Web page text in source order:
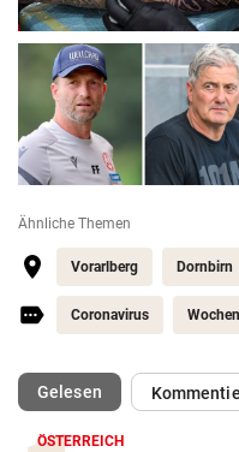
Ähnliche Themen
Vorarlberg Dornbirn
Coronavirus
Gelesen(ausgewählt)
ÖSTERREICH